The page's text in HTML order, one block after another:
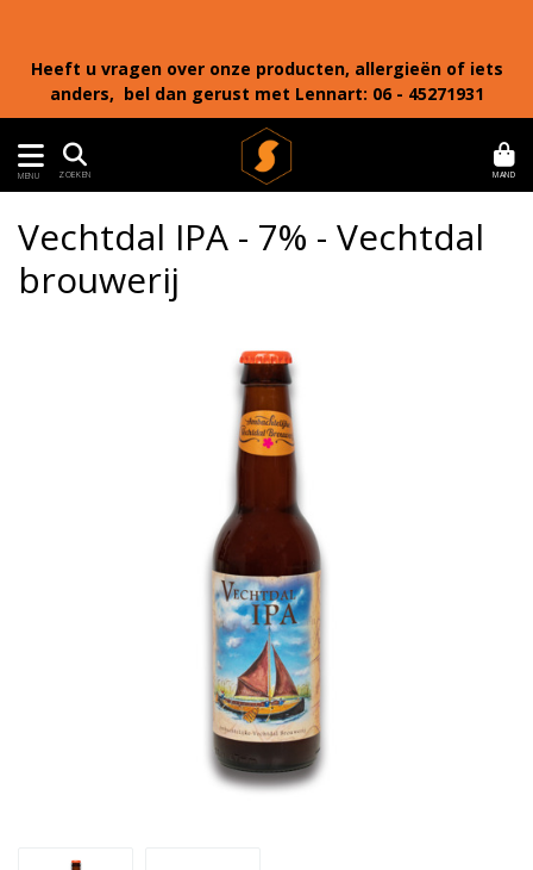
Heeft u vragen over onze producten, allergieën of iets
anders, bel dan gerust met Lennart: 06 - 45271931
MENU ZOEKEN MAND
Vechtdal IPA - 7% - Vechtdal
brouwerij